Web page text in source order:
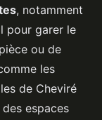
, notamment
pour garer le
ou de
les
de Cheviré
espaces